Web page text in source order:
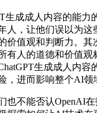
成成人内容的能力
人，让他们误以为这
价值观和判断力。其
有人的道德和价值观
生成成人内容
，进而影响整个AI领
不能否认OpenAI在